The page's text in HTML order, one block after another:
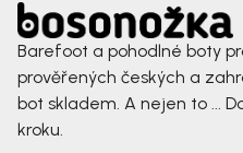
Barefoot a pohodlné boty
prověřených českých a
bot skladem. A nejen to ...
kroku.